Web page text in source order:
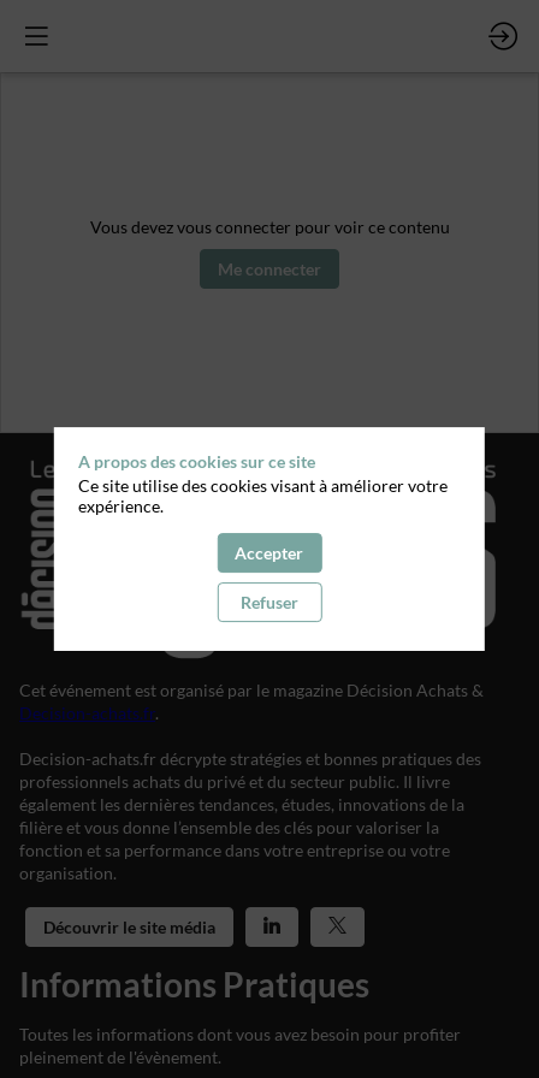
Vous devez vous connecter pour voir ce contenu
Me connecter
Cet événement est organisé par le magazine Décision Achats &
Decision-achats.fr.
Decision-achats.fr décrypte stratégies et bonnes pratiques des
professionnels achats du privé et du secteur public. Il livre
également les dernières tendances, études, innovations de la
filière et vous donne l’ensemble des clés pour valoriser la
fonction et sa performance dans votre entreprise ou votre
organisation.
Découvrir le site média
Informations Pratiques
Toutes les informations dont vous avez besoin pour profiter
pleinement de l'évènement.
A propos des cookies sur ce site
Ce site utilise des cookies visant à améliorer votre
expérience.
Accepter
Refuser